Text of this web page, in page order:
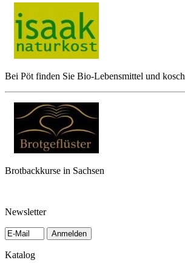
Bei Pöt finden Sie Bio-Lebensmittel und
Brotbackkurse in Sachsen
Newsletter
Anmelden
Katalog